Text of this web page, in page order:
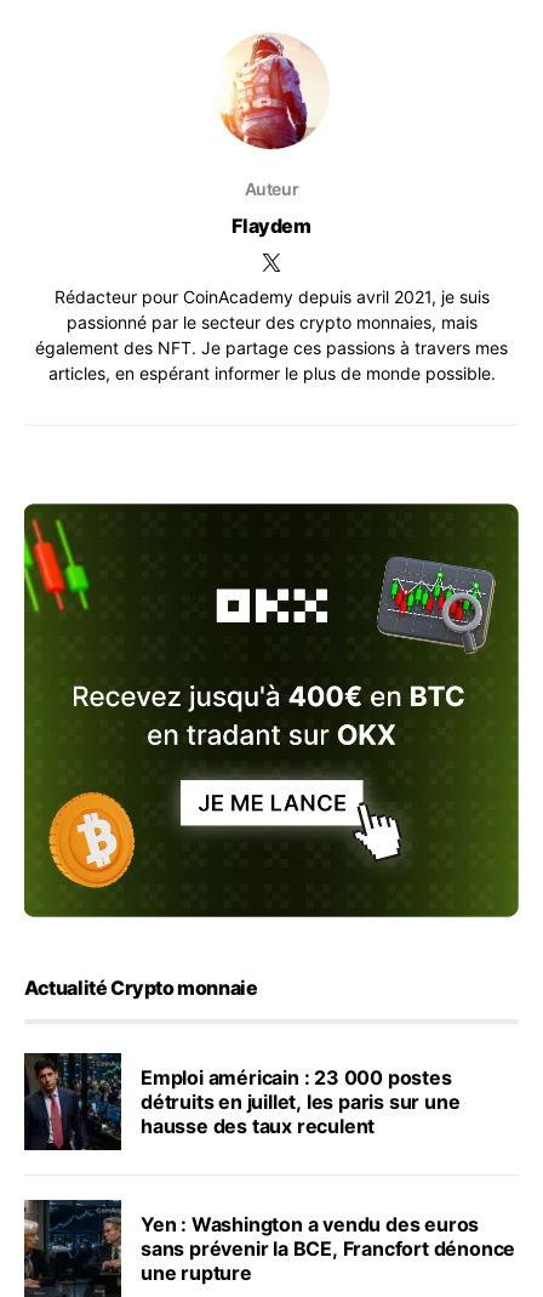
Auteur
Flaydem
Rédacteur pour CoinAcademy depuis avril 2021, je suis
passionné par le secteur des crypto monnaies, mais
également des NFT. Je partage ces passions à travers mes
articles, en espérant informer le plus de monde possible.
Actualité Crypto monnaie
Emploi américain : 23 000 postes
détruits en juillet, les paris sur une
hausse des taux reculent
Yen : Washington a vendu des euros
sans prévenir la BCE, Francfort dénonce
une rupture